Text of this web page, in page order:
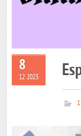
8
12 2023